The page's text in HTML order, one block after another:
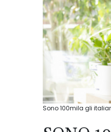
Sono 100mila gli